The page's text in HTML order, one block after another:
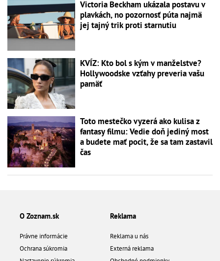
Victoria Beckham ukázala postavu v
plavkách, no pozornosť púta najmä
jej tajný trik proti starnutiu
KVÍZ: Kto bol s kým v manželstve?
Hollywoodske vzťahy preveria vašu
pamäť
Toto mestečko vyzerá ako kulisa z
fantasy filmu: Vedie doň jediný most
a budete mať pocit, že sa tam zastavil
čas
O Zoznam.sk
Právne informácie
Ochrana súkromia
Reklama
Reklama u nás
Externá reklama